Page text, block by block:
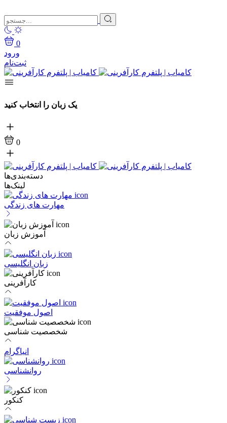
0
ورود
ثبت‌نام
یک زبان را انتخاب کنید
0
دسته‌بندی‌ها
لینک‌ها
مهارت های زندگی
آموزش زبان
زبان انگلیسی
کارآفرینی
اصول موفقیت
شخصصیت شناسی
انیاگرام
روانشناسی
کنکور